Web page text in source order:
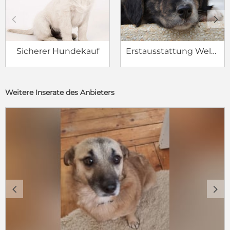
Sicherer Hundekauf Erstausstattung Welpe
c d
Weitere Inserate des Anbieters
c d